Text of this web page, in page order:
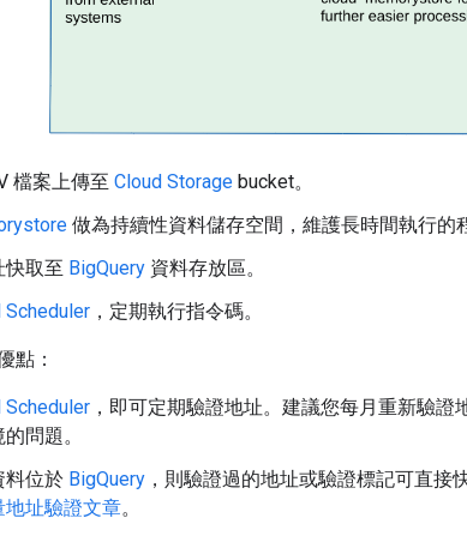
檔案上傳至 Cloud Storage bucket。
做為持續性資料儲存空間，維護長時間執行的
快取至 BigQuery 資料存放區。
Scheduler ，定期執行指令碼。
點：
Scheduler ，即可定期驗證地址。建議您每月重新驗
問題。
料位於 BigQuery ，則驗證過的地址或驗證標記可直接
地址驗證文章。